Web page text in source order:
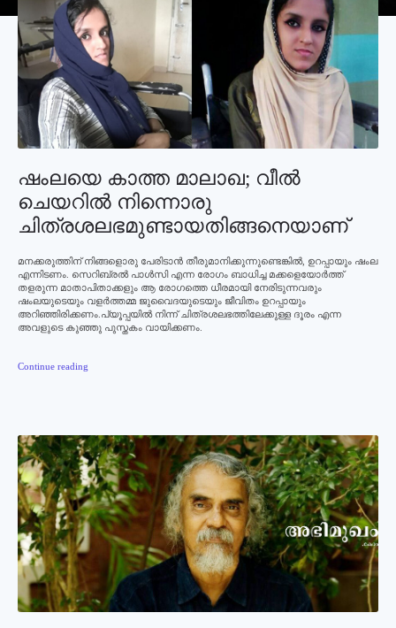
ഷംലയെ കാത്ത മാലാഖ; വീല്‍
ചെയറില്‍ നിന്നൊരു
ചിത്രശലഭമുണ്ടായതിങ്ങനെയാണ്
മനക്കരുത്തിന് നിങ്ങളൊരു പേരിടാന്‍ തീരുമാനിക്കുന്നുണ്ടെങ്കില്‍, ഉറപ്പായും ഷംല
എന്നിടണം. സെറിബ്രല്‍ പാള്‍സി എന്ന രോഗം ബാധിച്ച മക്കളെയോര്‍ത്ത്
തളരുന്ന മാതാപിതാക്കളും ആ രോഗത്തെ ധീരമായി നേരിടുന്നവരും
ഷംലയുടെയും വളര്‍ത്തമ്മ ജുവൈദയുടെയും ജീവിതം ഉറപ്പായും
അറിഞ്ഞിരിക്കണം.പ്യൂപ്പയില്‍ നിന്ന് ചിത്രശലഭത്തിലേക്കുള്ള ദൂരം എന്ന
അവളുടെ കുഞ്ഞു പുസ്തകം വായിക്കണം.
Continue reading